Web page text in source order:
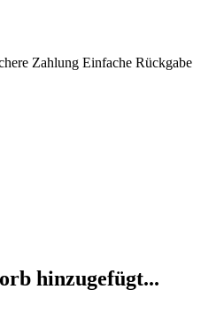
Zahlung Einfache Rückgabe
hinzugefügt...